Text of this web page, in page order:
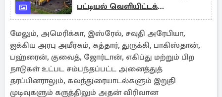
பட்டியல் வெளியிட்டக்
கலவரக்காரர்கள்
மேலும், அமெரிக்கா, இஸ்ரேல், சவுதி அரேபியா,
ஐக்கிய அரபு அமீரகம், கத்தார், துருக்கி, பாகிஸ்தான்,
பஹ்ரைன், குவைத், ஜோர்டான், எகிப்து மற்றும் பிற
நாடுகள் உட்பட சம்பந்தப்பட்ட அனைத்துத்
தரப்பினராலும், கலந்துரையாடல்களும் இறுதி
முடிவுகளும் கருத்திலும் அதன் விரிவான